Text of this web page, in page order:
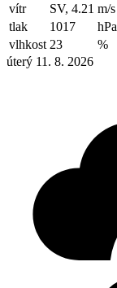
vítr
SV, 4.21 m/s
tlak
1017
hPa
vlhkost 23
%
úterý 11. 8. 2026